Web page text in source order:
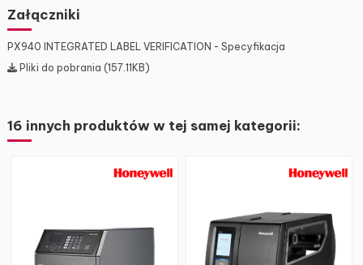
Załączniki
PX940 INTEGRATED LABEL VERIFICATION - Specyfikacja
Pliki do pobrania (157.11KB)
16 innych produktów w tej samej kategorii: